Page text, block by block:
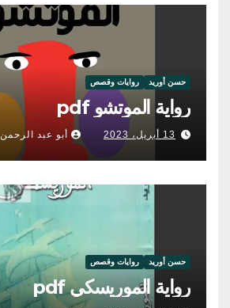
حسن أوريد روايات وقصص
رواية الموتشو pdf
13 أبريل، 2023 أبو عبد الرحمن
حسن أوريد روايات وقصص
رواية الموريسكي pdf